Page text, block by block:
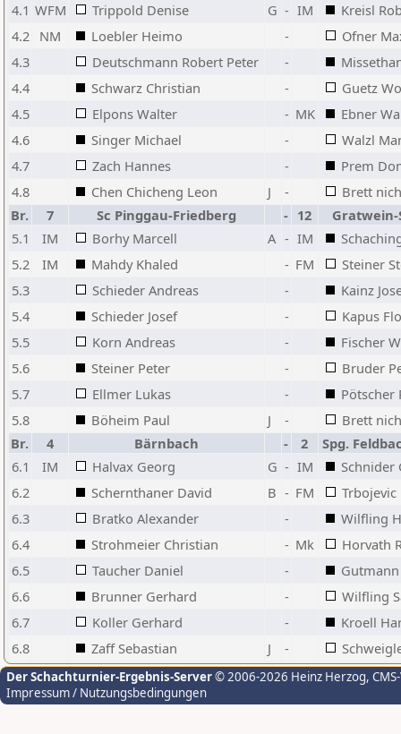
4.1 WFM Trippold Denise G - IM
Kreisl
4.2 NM Loebler Heimo -
Ofner
4.3
Deutschmann Robert Peter -
4.4
Schwarz Christian -
Guetz
4.5
Elpons Walter - MK
Ebner
4.6
Singer Michael -
Walzl
4.7
Zach Hannes -
Prem
4.8
Chen Chicheng Leon J -
Brett
Br.
7 Sc Pinggau-Friedberg - 12
5.1
IM Borhy Marcell A - IM
5.2
IM Mahdy Khaled - FM
Steiner
5.3
Schieder Andreas -
Kainz
5.4
Schieder Josef -
Kapus
5.5
Korn Andreas -
Fischer
5.6
Steiner Peter -
Bruder
5.7
Ellmer Lukas -
Pötscher
5.8
Böheim Paul J -
Brett
Br.
4 Bärnbach - 2
Spg.
6.1
IM Halvax Georg G - IM
Schnider
6.2
Schernthaner David B - FM
6.3
Bratko Alexander -
Wilfling
6.4
Strohmeier Christian - Mk
Horvath
6.5
Taucher Daniel -
6.6
Brunner Gerhard -
Wilfling
6.7
Koller Gerhard -
Kroell
6.8
Zaff Sebastian J -
Der Schachturnier-Ergebnis-Server© 2006-2026 Heinz Herzog,
Impressum / Nutzungsbedingungen